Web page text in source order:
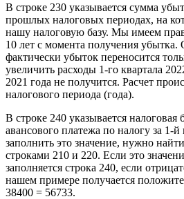
В строке 230 указывается сумма
прошлых налоговых периодах, на
нашу налоговую базу. Мы имеем
10 лет с момента получения
фактически убыток переносится
увеличить расходы 1-го квартала
2021 года не получится. Расчет
налогового периода (года).
В строке 240 указывается налоговая
авансового платежа по налогу за 1-
заполнить это значение, нужно
строками 210 и 220. Если это
заполняется строка 240, если
нашем примере получается
38400 = 56733.